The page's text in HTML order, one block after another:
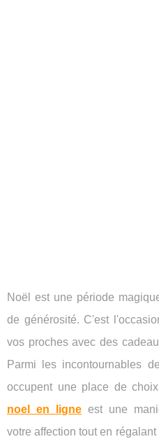
Noël est une période
de générosité. C'est
vos proches avec des
Parmi les incontournables
occupent une place de
noel en ligne est une
votre affection tout en